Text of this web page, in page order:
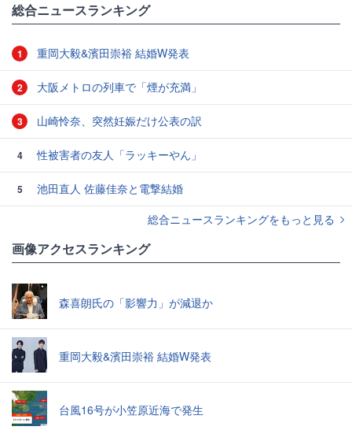
総合ニュースランキング
1 重岡大毅&濱田崇裕 結婚W発表
2 大阪メトロの列車で「煙が充満」
3 山崎怜奈、突然妊娠だけ公表の訳
4 性被害者の友人「ラッキーやん」
5
池田直人 佐藤佳奈と電撃結婚
総合ニュースランキングをもっと見る
画像アクセスランキング
森喜朗氏の「影響力」が減退か
重岡大毅&濱田崇裕 結婚W発表
台風16号が小笠原近海で発生